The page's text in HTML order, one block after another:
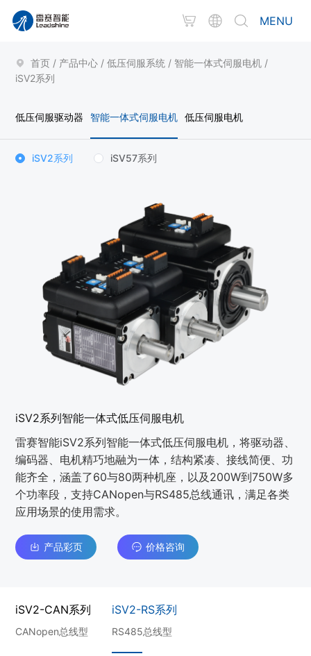
MENU
首页 / 产品中心 / 低压伺服系统 / 智能一体式伺服电机 /
iSV2系列
低压伺服驱动器 智能一体式伺服电机 低压伺服电机
iSV2系列 iSV57系列
iSV2系列智能一体式低压伺服电机
雷赛智能iSV2系列智能一体式低压伺服电机，将驱动器、
编码器、电机精巧地融为一体，结构紧凑、接线简便、功
能齐全，涵盖了60与80两种机座，以及200W到750W多
个功率段，支持CANopen与RS485总线通讯，满足各类
应用场景的使用需求。
产品彩页 价格咨询
iSV2-CAN系列
CANopen总线型
iSV2-RS系列
RS485总线型